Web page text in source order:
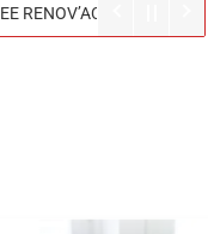
PARIS